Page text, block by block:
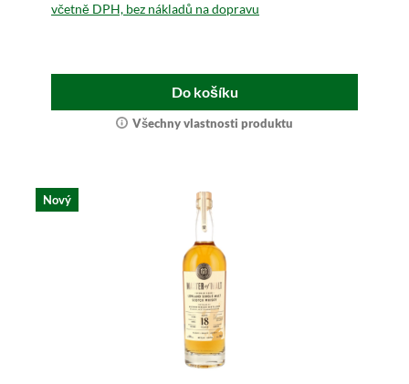
včetně DPH, bez nákladů na dopravu
Do košíku
Všechny vlastnosti produktu
Nový